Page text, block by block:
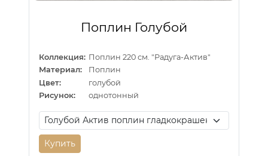
Поплин Голубой
Коллекция: Поплин 220 см. "Радуга-Актив"
Материал:
Поплин
Цвет:
голубой
Рисунок:
однотонный
Купить